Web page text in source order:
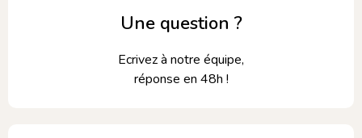
Une question ?
Ecrivez à notre équipe,
réponse en 48h !